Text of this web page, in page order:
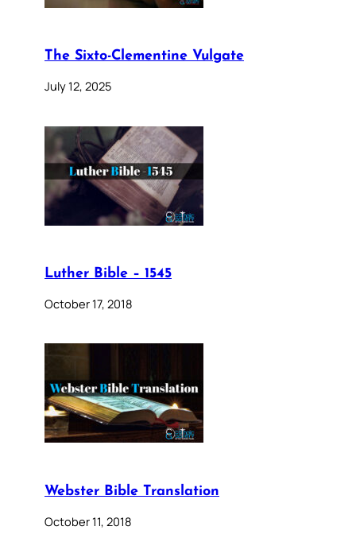
The Sixto-Clementine Vulgate
July 12, 2025
Luther Bible – 1545
October 17, 2018
Webster Bible Translation
October 11, 2018